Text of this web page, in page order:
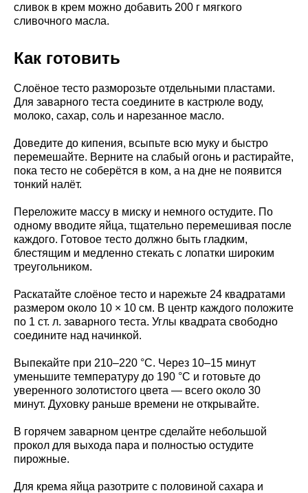
сливок в крем можно добавить 200 г мягкого
сливочного масла.
Как готовить
Слоёное тесто разморозьте отдельными пластами.
Для заварного теста соедините в кастрюле воду,
молоко, сахар, соль и нарезанное масло.
Доведите до кипения, всыпьте всю муку и быстро
перемешайте. Верните на слабый огонь и растирайте,
пока тесто не соберётся в ком, а на дне не появится
тонкий налёт.
Переложите массу в миску и немного остудите. По
одному вводите яйца, тщательно перемешивая после
каждого. Готовое тесто должно быть гладким,
блестящим и медленно стекать с лопатки широким
треугольником.
Раскатайте слоёное тесто и нарежьте 24 квадратами
размером около 10 × 10 см. В центр каждого положите
по 1 ст. л. заварного теста. Углы квадрата свободно
соедините над начинкой.
Выпекайте при 210–220 °C. Через 10–15 минут
уменьшите температуру до 190 °C и готовьте до
уверенного золотистого цвета — всего около 30
минут. Духовку раньше времени не открывайте.
В горячем заварном центре сделайте небольшой
прокол для выхода пара и полностью остудите
пирожные.
Для крема яйца разотрите с половиной сахара и